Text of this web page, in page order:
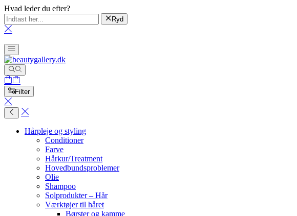
Hvad leder du efter?
Ryd
Filter
Hårpleje og styling
Conditioner
Farve
Hårkur/Treatment
Hovedbundsproblemer
Olie
Shampoo
Solprodukter – Hår
Værktøjer til håret
Børster og kamme